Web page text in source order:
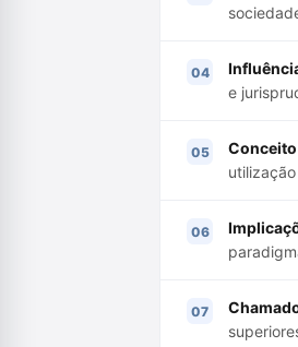
e